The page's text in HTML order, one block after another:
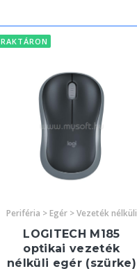
RAKTÁRON
Periféria > Egér > Vezeték nélküli
LOGITECH M185
optikai vezeték
nélküli egér (szürke)